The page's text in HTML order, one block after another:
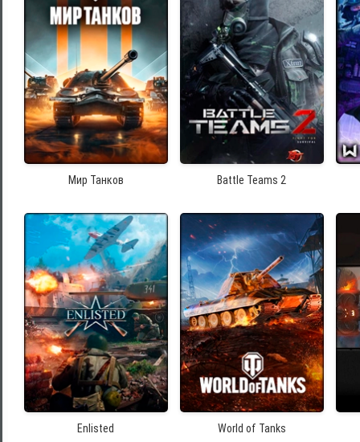
Мир Танков Battle Teams 2
Enlisted World of Tanks